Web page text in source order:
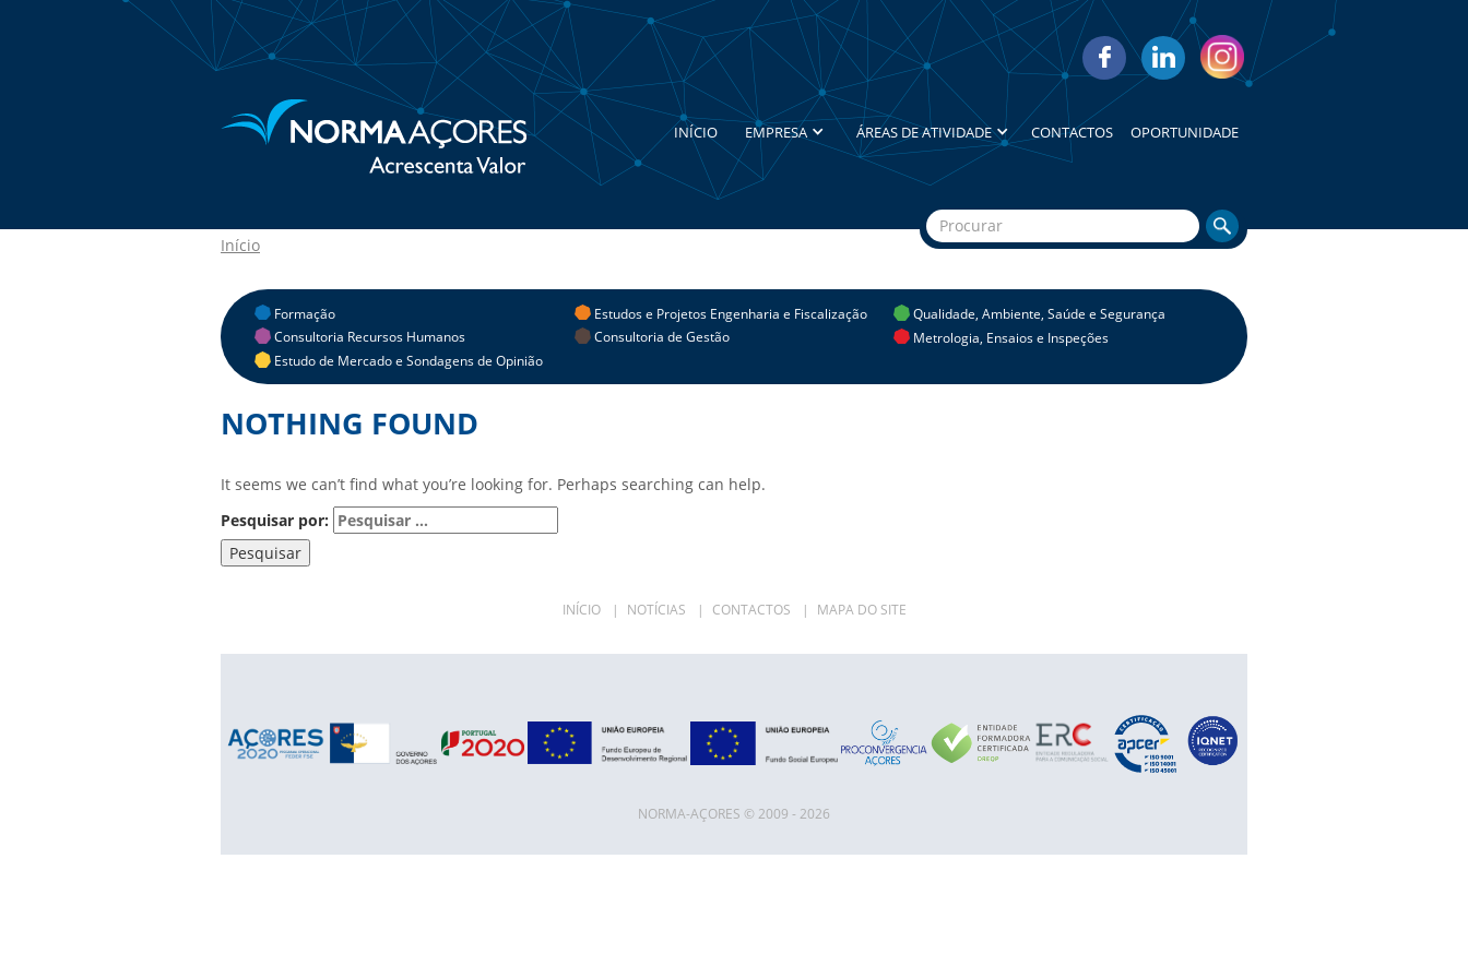
INÍCIO EMPRESA ÁREAS DE ATIVIDADE CONTACTOS OPORTUNIDADE
Início
Formação
Consultoria Recursos Humanos
Estudos e Projetos Engenharia e Fiscalização
Consultoria de Gestão
Qualidade, Ambiente, Saúde e Segurança
Metrologia, Ensaios e Inspeções
Estudo de Mercado e Sondagens de Opinião
NOTHING FOUND
It seems we can’t find what you’re looking for. Perhaps searching can help.
Pesquisar por:
INÍCIO | NOTÍCIAS | CONTACTOS | MAPA DO SITE
NORMA-AÇORES © 2009 - 2026